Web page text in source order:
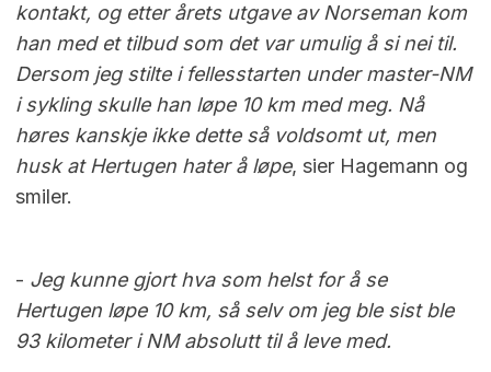
kontakt, og etter årets utgave av Norseman kom
han med et tilbud som det var umulig å si nei til.
Dersom jeg stilte i fellesstarten under master-NM
i sykling skulle han løpe 10 km med meg. Nå
høres kanskje ikke dette så voldsomt ut, men
husk at Hertugen hater å løpe, sier Hagemann og
smiler.
- Jeg kunne gjort hva som helst for å se
Hertugen løpe 10 km, så selv om jeg ble sist ble
93 kilometer i NM absolutt til å leve med.